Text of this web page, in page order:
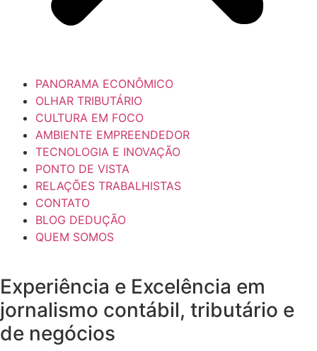
PANORAMA ECONÔMICO
OLHAR TRIBUTÁRIO
CULTURA EM FOCO
AMBIENTE EMPREENDEDOR
TECNOLOGIA E INOVAÇÃO
PONTO DE VISTA
RELAÇÕES TRABALHISTAS
CONTATO
BLOG DEDUÇÃO
QUEM SOMOS
Experiência e Excelência em
jornalismo contábil, tributário e
de negócios